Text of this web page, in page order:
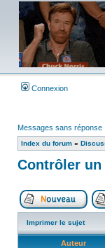
Connexion
Messages sans réponse
Index du forum »
Contrôler
Imprimer le sujet
Auteur